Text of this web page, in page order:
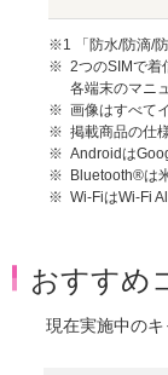
※1 「防水/防滴/
2つのSIMで着
各端末のマニ
画像はすべて
掲載商品の仕
Androidは
Bluetooth®は
Wi-FiはWi-Fi
おすすめ
現在実施中のキ